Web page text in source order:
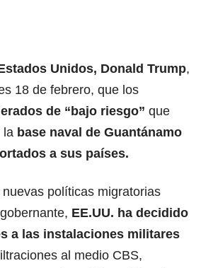
Unidos, Donald Trump,
18 de febrero, que los
de “bajo riesgo” que
la base naval de Guantánamo
a sus países.
políticas migratorias
EE.UU. ha decidido
a las instalaciones militares
al medio CBS,